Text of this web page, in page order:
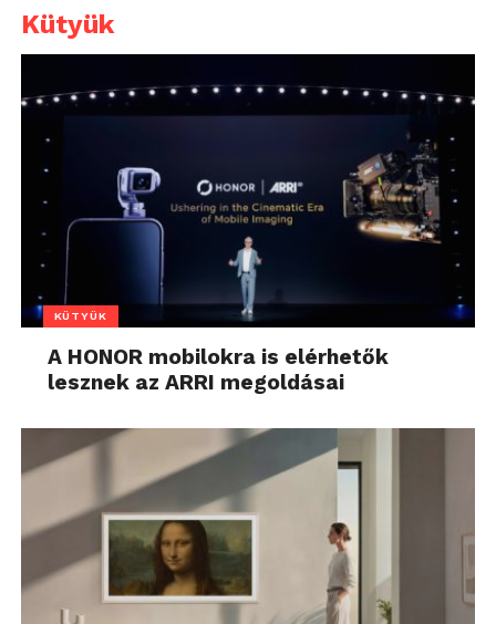
Kütyük
KÜTYÜK
A HONOR mobilokra is elérhetők
lesznek az ARRI megoldásai